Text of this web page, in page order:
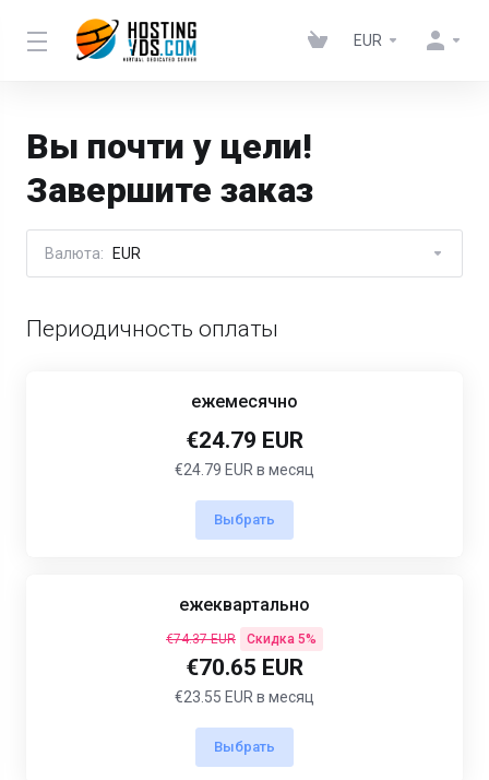
EUR
Вы почти у цели!
Завершите заказ
Валюта: EUR
Периодичность оплаты
ежемесячно
€24.79 EUR
€24.79 EUR в месяц
Выбрать
ежеквартально
€74.37 EUR Скидка 5%
€70.65 EUR
€23.55 EUR в месяц
Выбрать